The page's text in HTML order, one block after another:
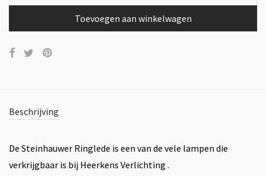
Toevoegen aan winkelwagen
Beschrijving
De Steinhauwer Ringlede is een van de vele lampen die
verkrijgbaar is bij Heerkens Verlichting .